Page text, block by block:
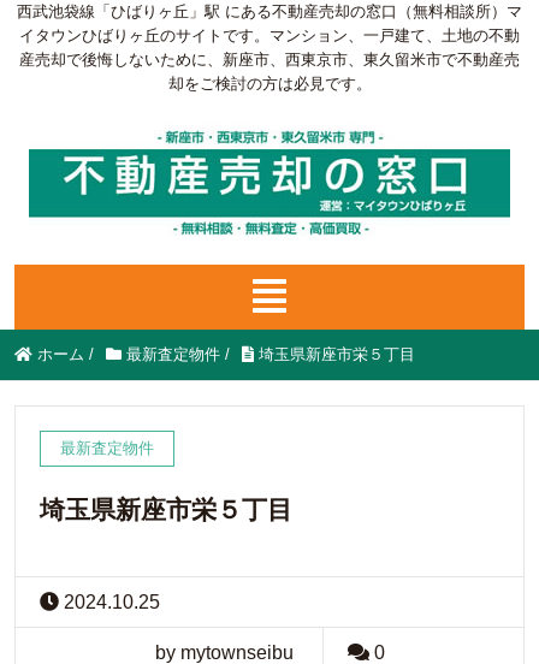
西武池袋線「ひばりヶ丘」駅 にある不動産売却の窓口（無料相談所）マ
イタウンひばりヶ丘のサイトです。マンション、一戸建て、土地の不動
産売却で後悔しないために、新座市、西東京市、東久留米市で不動産売
却をご検討の方は必見です。
ホーム / 最新査定物件 / 埼玉県新座市栄５丁目
最新査定物件
埼玉県新座市栄５丁目
2024.10.25
by mytownseibu 0